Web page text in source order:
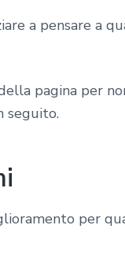
a pensare a
pagina per
seguito.
per